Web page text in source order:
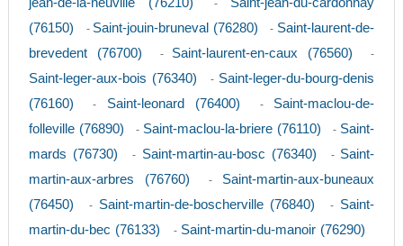
-
(76150)
- Saint-jouin-bruneval (76280) - Saint-laurent-de-
brevedent (76700)
- Saint-laurent-en-caux (76560) -
Saint-leger-aux-bois (76340) - Saint-leger-du-bourg-denis
(76160)
- Saint-leonard (76400) - Saint-maclou-de-
folleville (76890)
- Saint-maclou-la-briere (76110) - Saint-
mards (76730)
- Saint-martin-au-bosc (76340) - Saint-
martin-aux-arbres (76760)
- Saint-martin-aux-buneaux
(76450)
- Saint-martin-de-boscherville (76840) - Saint-
martin-du-bec (76133)
- Saint-martin-du-manoir (76290)